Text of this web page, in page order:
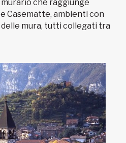
murario che raggiunge
Casematte, ambienti con
mura, tutti collegati tra